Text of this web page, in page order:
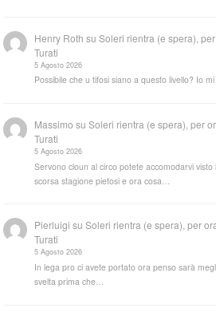
Henry Roth suSoleri rientra (e spera),
Turati
5 Agosto 2026
Possibile che u tifosi siano a questo livello? Io mi
Massimo suSoleri rientra (e spera), per
Turati
5 Agosto 2026
Servono cloun al circo potete accomodarvi
scorsa stagione pietosi e ora cosa…
Pierluigi suSoleri rientra (e spera), per
Turati
5 Agosto 2026
In lega pro ci avete portato ora penso sarà
svelta prima che…